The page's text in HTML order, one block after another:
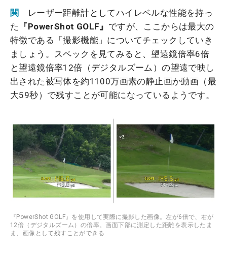
関
レーザー距離計としてハイレベルな性能を持っ
た 『PowerShot GOLF』 ですが、ここからは最大の
特徴である「撮影機能」についてチェックしていき
ましょう。スペックを見てみると、望遠鏡倍率6倍
と望遠鏡倍率12倍（デジタルズーム）の望遠で映し
出された被写体を約1100万画素の静止画か動画（最
大59秒）で残すことが可能になっているようです。
『PowerShot GOLF』を使用して実際に撮影した画像。左が6倍で、右が
12倍（デジタルズーム）の倍率。画面下部に測定した距離を表示したま
ま、画像として残すことができる